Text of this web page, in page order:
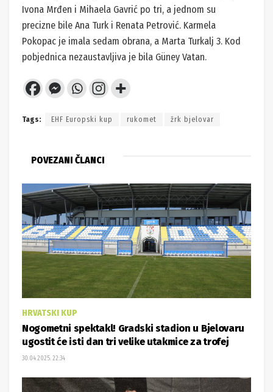
Ivona Mrđen i Mihaela Gavrić po tri, a jednom su
precizne bile Ana Turk i Renata Petrović. Karmela
Pokopac je imala sedam obrana, a Marta Turkalj 3. Kod
pobjednica nezaustavljiva je bila Güney Vatan.
Tags: EHF Europski kup rukomet žrk bjelovar
POVEZANI ČLANCI
HRVATSKI KUP
Nogometni spektakl! Gradski stadion u Bjelovaru
ugostit će isti dan tri velike utakmice za trofej
30.04.2025. 22:34